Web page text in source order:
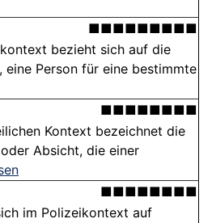
■■■■■■■■■
bezieht sich auf die
Person für eine bestimmte
■■■■■■■■
Kontext bezeichnet die
Absicht, die einer
■■■■■■■■
im Polizeikontext auf